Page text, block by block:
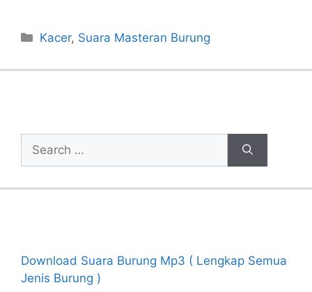
Categories
Kacer, Suara Masteran Burung
Search
for:
Download Suara Burung Mp3 ( Lengkap Semua
Jenis Burung )